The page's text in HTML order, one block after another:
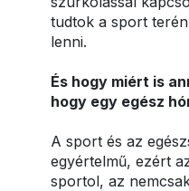
tudtok a sport
lenni.
És hogy miért is
hogy egy egész
A sport és az
egyértelmű, ezért
sportol, az